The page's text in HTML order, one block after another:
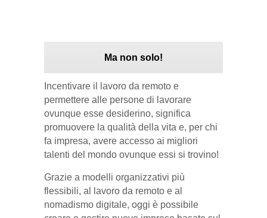
Ma non solo!
Incentivare il lavoro da remoto e
permettere alle persone di lavorare
ovunque esse desiderino, significa
promuovere la qualità della vita e, per chi
fa impresa, avere accesso ai migliori
talenti del mondo ovunque essi si trovino!
Grazie a modelli organizzativi più
flessibili, al lavoro da remoto e al
nomadismo digitale, oggi è possibile